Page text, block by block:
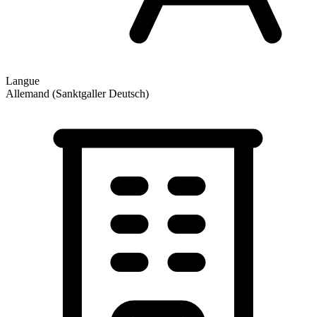
Langue
Allemand (Sanktgaller Deutsch)